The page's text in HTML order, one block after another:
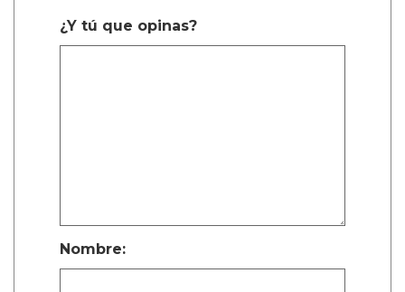
¿Y tú que opinas?
Nombre: